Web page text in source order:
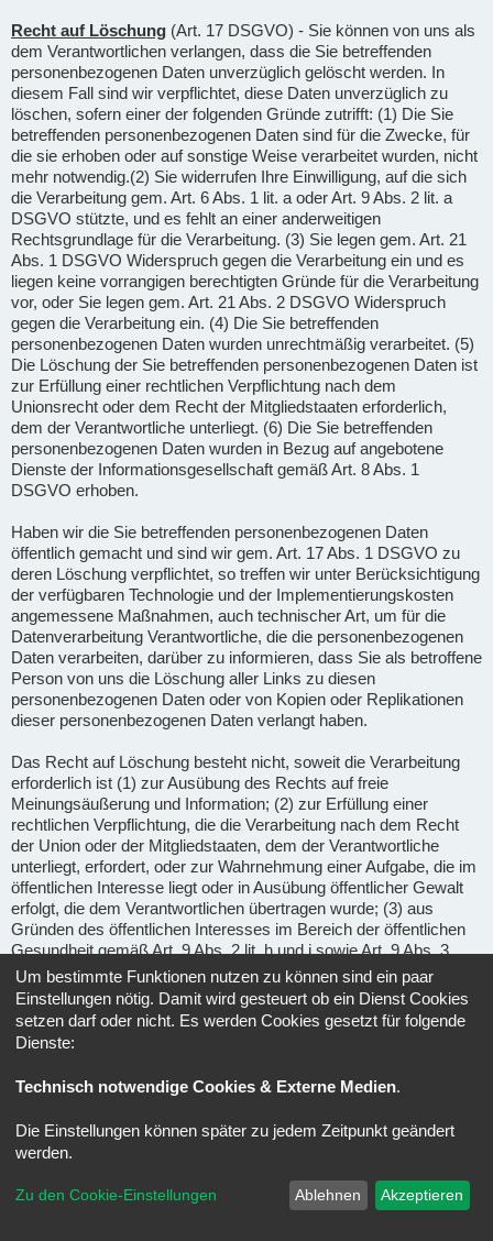
Recht auf Löschung (Art. 17 DSGVO) - Sie können von uns als
dem Verantwortlichen verlangen, dass die Sie betreffenden
personenbezogenen Daten unverzüglich gelöscht werden. In
diesem Fall sind wir verpflichtet, diese Daten unverzüglich zu
löschen, sofern einer der folgenden Gründe zutrifft: (1) Die Sie
betreffenden personenbezogenen Daten sind für die Zwecke, für
die sie erhoben oder auf sonstige Weise verarbeitet wurden, nicht
mehr notwendig.(2) Sie widerrufen Ihre Einwilligung, auf die sich
die Verarbeitung gem. Art. 6 Abs. 1 lit. a oder Art. 9 Abs. 2 lit. a
DSGVO stützte, und es fehlt an einer anderweitigen
Rechtsgrundlage für die Verarbeitung. (3) Sie legen gem. Art. 21
Abs. 1 DSGVO Widerspruch gegen die Verarbeitung ein und es
liegen keine vorrangigen berechtigten Gründe für die Verarbeitung
vor, oder Sie legen gem. Art. 21 Abs. 2 DSGVO Widerspruch
gegen die Verarbeitung ein. (4) Die Sie betreffenden
personenbezogenen Daten wurden unrechtmäßig verarbeitet. (5)
Die Löschung der Sie betreffenden personenbezogenen Daten ist
zur Erfüllung einer rechtlichen Verpflichtung nach dem
Unionsrecht oder dem Recht der Mitgliedstaaten erforderlich,
dem der Verantwortliche unterliegt. (6) Die Sie betreffenden
personenbezogenen Daten wurden in Bezug auf angebotene
Dienste der Informationsgesellschaft gemäß Art. 8 Abs. 1
DSGVO erhoben.
Haben wir die Sie betreffenden personenbezogenen Daten
öffentlich gemacht und sind wir gem. Art. 17 Abs. 1 DSGVO zu
deren Löschung verpflichtet, so treffen wir unter Berücksichtigung
der verfügbaren Technologie und der Implementierungskosten
angemessene Maßnahmen, auch technischer Art, um für die
Datenverarbeitung Verantwortliche, die die personenbezogenen
Daten verarbeiten, darüber zu informieren, dass Sie als betroffene
Person von uns die Löschung aller Links zu diesen
personenbezogenen Daten oder von Kopien oder Replikationen
dieser personenbezogenen Daten verlangt haben.
Das Recht auf Löschung besteht nicht, soweit die Verarbeitung
erforderlich ist (1) zur Ausübung des Rechts auf freie
Meinungsäußerung und Information; (2) zur Erfüllung einer
rechtlichen Verpflichtung, die die Verarbeitung nach dem Recht
der Union oder der Mitgliedstaaten, dem der Verantwortliche
unterliegt, erfordert, oder zur Wahrnehmung einer Aufgabe, die im
öffentlichen Interesse liegt oder in Ausübung öffentlicher Gewalt
erfolgt, die dem Verantwortlichen übertragen wurde; (3) aus
Gründen des öffentlichen Interesses im Bereich der öffentlichen
Gesundheit gemäß Art. 9 Abs. 2 lit. h und i sowie Art. 9 Abs. 3
DSGVO; (4) für im öffentlichen Interesse liegende Archivzwecke,
wissenschaftliche oder historische Forschungszwecke oder für
statistische Zwecke gem. Art. 89 Abs. 1 DSGVO, soweit das
unter Abschnitt a) genannte Recht voraussichtlich die
Verwirklichung der Ziele dieser Verarbeitung unmöglich macht
Ausübung oder Verteidigung von Rechtsansprüchen.
Recht auf Einschränkung der Verarbeitung(Art. 18 DSGVO) -
Unter den folgenden Voraussetzungen können Sie die
Einschränkung der Verarbeitung der Sie betreffenden
personenbezogenen Daten verlangen: wenn Sie die Richtigkeit
Um bestimmte Funktionen nutzen zu können sind ein paar
Einstellungen nötig. Damit wird gesteuert ob ein Dienst Cookies
setzen darf oder nicht. Es werden Cookies gesetzt für folgende
Dienste:
Technisch notwendige Cookies & Externe Medien.
Die Einstellungen können später zu jedem Zeitpunkt geändert
werden.
Zu den Cookie-Einstellungen Ablehnen Akzeptieren